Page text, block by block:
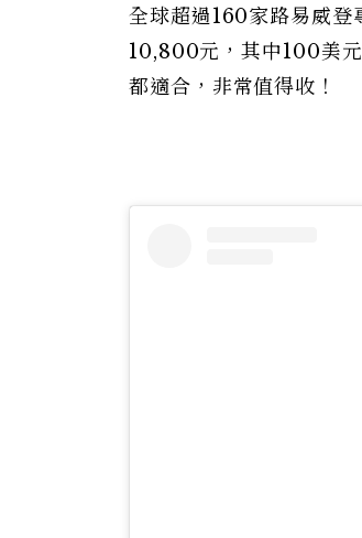
全球超過160家路易威
10,800元，其中100美
都適合，非常值得收！